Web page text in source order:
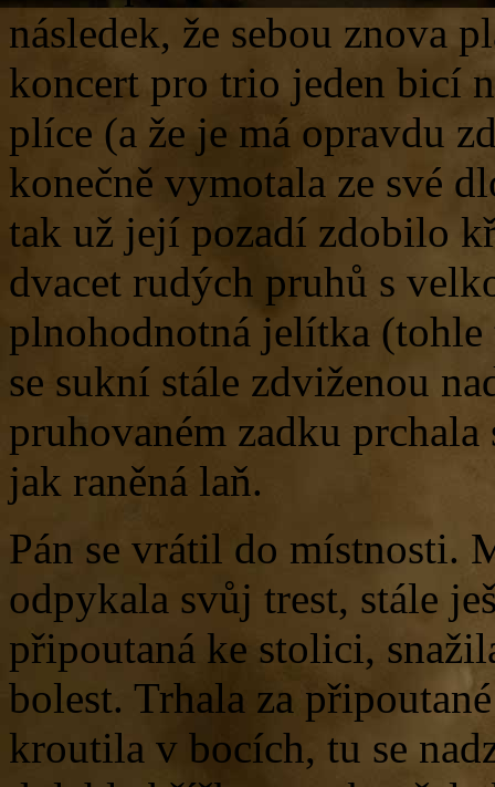
následek, že sebou znova
koncert pro trio jeden bicí
plíce (a že je má opravdu
konečně vymotala ze své
tak už její pozadí zdobilo
dvacet rudých pruhů s
plnohodnotná jelítka
se sukní stále zdviženou
pruhovaném zadku
jak raněná laň.
Pán se vrátil do místnosti.
odpykala svůj trest, stále
připoutaná ke stolici,
bolest. Trhala za
kroutila v bocích, tu se